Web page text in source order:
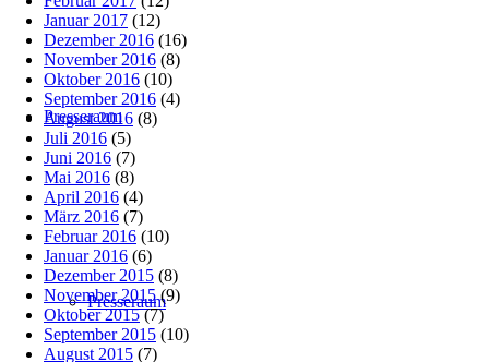
Presseraum
Presseraum
Januar 2017 (12)
Dezember 2016 (16)
November 2016 (8)
Oktober 2016 (10)
September 2016 (4)
August 2016 (8)
Juli 2016 (5)
Juni 2016 (7)
Mai 2016 (8)
April 2016 (4)
März 2016 (7)
Februar 2016 (10)
Januar 2016 (6)
Dezember 2015 (8)
November 2015(9)
Oktober 2015(7)
September 2015 (10)
August 2015 (7)